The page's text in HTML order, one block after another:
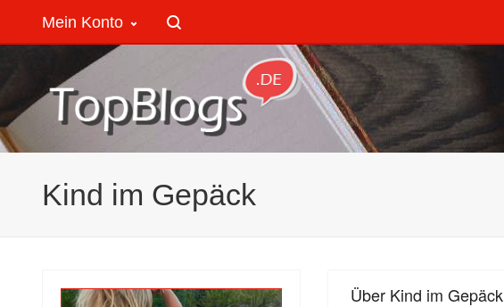
Mein Konto
Kind im Gepäck
Über Kind im Gepäck